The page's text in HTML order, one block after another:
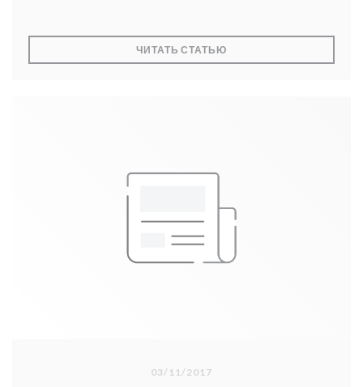
ЧИТАТЬ СТАТЬЮ((ОТКРЫВАЕТСЯ В
03/11/2017